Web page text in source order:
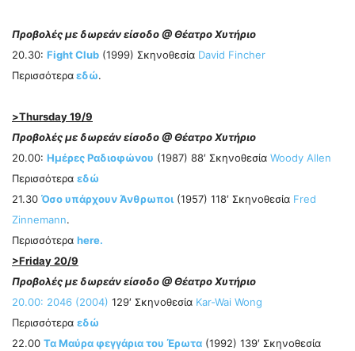
Προβολές με δωρεάν είσοδο @ Θέατρο Χυτήριο
20.30: Fight Club (1999) Σκηνοθεσία David Fincher
Περισσότεραεδώ.
>Thursday 19/9
Προβολές με δωρεάν είσοδο @ Θέατρο Χυτήριο
20.00: Ημέρες Ραδιοφώνου (1987) 88′ Σκηνοθεσία Woody Allen
Περισσότερα εδώ
21.30 Όσο υπάρχουν Άνθρωποι (1957) 118′ Σκηνοθεσία Fred
Zinnemann.
Περισσότερα here.
>Friday 20/9
Προβολές με δωρεάν είσοδο @ Θέατρο Χυτήριο
20.00: 2046 (2004) 129′ Σκηνοθεσία Kar-Wai Wong
Περισσότερα εδώ
22.00 Τα Μαύρα φεγγάρια του Έρωτα (1992) 139′ Σκηνοθεσία